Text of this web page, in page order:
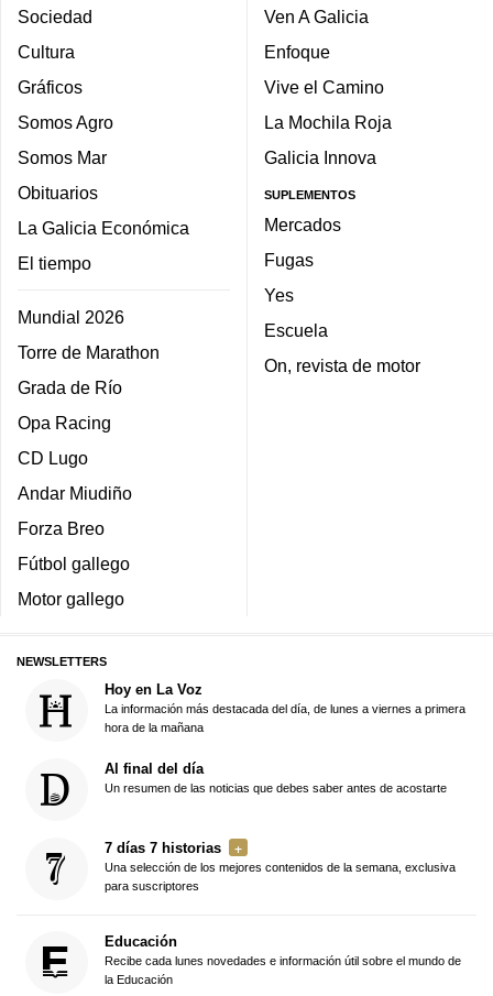
Sociedad
Cultura
Gráficos
Somos Agro
Somos Mar
Obituarios
La Galicia Económica
El tiempo
Mundial 2026
Torre de Marathon
Grada de Río
Opa Racing
CD Lugo
Andar Miudiño
Forza Breo
Fútbol gallego
Motor gallego
Ven A Galicia
Enfoque
Vive el Camino
La Mochila Roja
Galicia Innova
SUPLEMENTOS
Mercados
Fugas
Yes
Escuela
On, revista de motor
NEWSLETTERS
Hoy en La Voz
La información más destacada del día, de lunes a viernes a primera
hora de la mañana
Al final del día
Un resumen de las noticias que debes saber antes de acostarte
7 días 7 historias
Una selección de los mejores contenidos de la semana, exclusiva
para suscriptores
Educación
Recibe cada lunes novedades e información útil sobre el mundo de
la Educación